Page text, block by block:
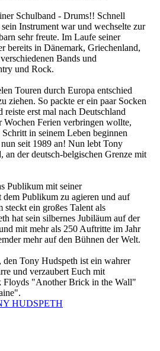
Schulband - Drums!! Schnell
Instrument war und wechselte zur
sehr freute. Im Laufe seiner
bereits in Dänemark, Griechenland,
Bands und
und Rock.
Touren durch Europa entschied
ziehen. So packte er ein paar Socken
reiste erst mal nach Deutschland
Wochen Ferien verbringen wollte,
in seinem Leben beginnen
seit 1989 an! Nun lebt Tony
an der deutsch-belgischen Grenze mit
Publikum mit seiner
Publikum zu agieren und auf
steckt ein großes Talent als
hat sein silbernes Jubiläum auf der
mit mehr als 250 Auftritte im Jahr
mehr auf den Bühnen der Welt.
Tony Hudspeth ist ein wahrer
und verzaubert Euch mit
Floyds "Another Brick in the Wall"
HUDSPETH